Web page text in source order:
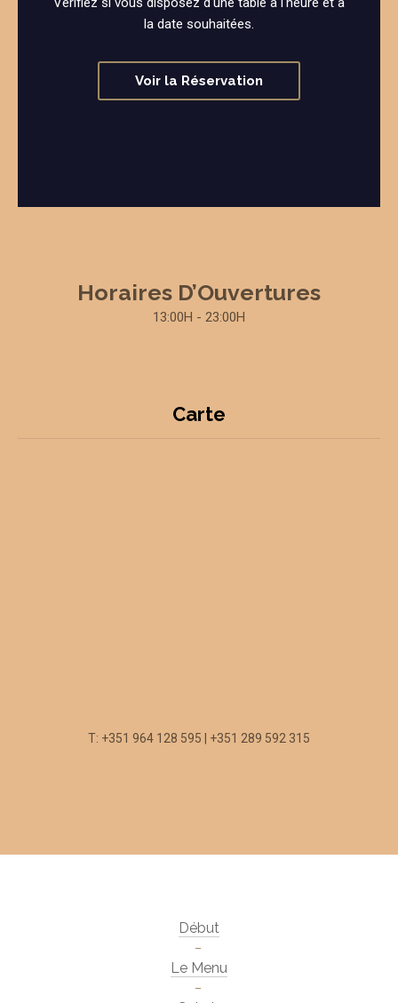
la date souhaitées.
Voir la Réservation
Horaires D’Ouvertures
13:00H - 23:00H
Carte
T: +351 964 128 595 | +351 289 592 315
Début
Le Menu